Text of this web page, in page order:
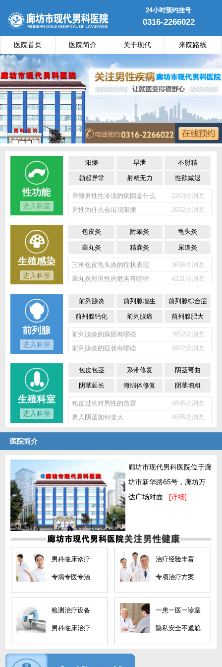
24小时预约挂号
0316-2266022
医院首页 医院简介 关于现代 来院路线
性功能
进入科室
阳痿 早泄 不射精
勃起异常 射精无力 性欲减退
导致男性性冷淡的病因是什么
2263次浏览
男性为什么会出现阳痿
2632次浏览
生殖感染
进入科室
包皮炎 附睾炎 龟头炎
睾丸炎 精囊炎 尿道炎
三种包皮龟头炎的症状表现
3696次浏览
睾丸炎对男性的危害有哪些
4231次浏览
前列腺
进入科室
前列腺炎 前列腺增生 前列腺综合症
前列腺钙化 前列腺痛 前列腺肥大
前列腺炎的病因有哪些
3952次浏览
前列腺炎的症状有哪些
6952次浏览
生殖科室
进入科室
包皮包茎 系带修复 阴茎弯曲
阴茎延长 海绵体修复 阴茎增粗
包皮过长对男性的危害
4895次浏览
男人阴茎如何变大
4695次浏览
医院简介
廊坊市现代男科医院位于廊
坊市新华路65号，廊坊万
达广场对面... [详细]
男科临床诊疗
专病专医专治
治疗经验丰富
专项治疗方案
检测治疗设备
男科临床治疗
一患一医一诊室
隐私安全不尴尬